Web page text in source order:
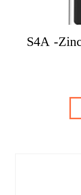
S4A -